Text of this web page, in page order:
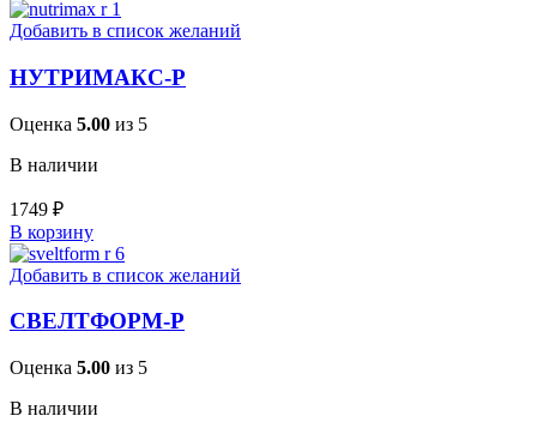
Добавить в список желаний
НУТРИМАКС-Р
Оценка 5.00 из 5
В наличии
1749 ₽
В корзину
Добавить в список желаний
СВЕЛТФОРМ-Р
Оценка 5.00 из 5
В наличии